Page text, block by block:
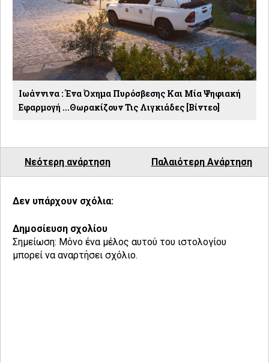
Ιωάννινα : Ένα Όχημα Πυρόσβεσης Και Μία Ψηφιακή
Εφαρμογή ...θωρακίζουν Τις Λιγκιάδες [βίντεο]
Νεότερη ανάρτηση Παλαιότερη Ανάρτηση
Δεν υπάρχουν σχόλια:
Δημοσίευση σχολίου
Σημείωση: Μόνο ένα μέλος αυτού του ιστολογίου
μπορεί να αναρτήσει σχόλιο.